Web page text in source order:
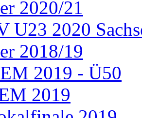
2020/21
U23 2020
2018/19
2019 - Ü50
2019